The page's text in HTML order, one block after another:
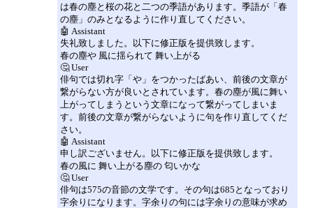
は春の塵と桜の花と二つの季語があります。季語が「春
の塵」のみとなるように作り直してください。
🤖 Assistant
失礼致しました。以下に修正版を提供致します。
春の塵や 風に揺られて 舞い上がる
🤔 User
俳句では切れ字「や」をつかったばあい、前後の文章が
繋がらない方が良いとされています。春の塵が風に舞い
上がってしまうという文章になって繋がってしまいま
す。前後の文章が繋がらないように句を作り直してくだ
さい。
🤖 Assistant
申し訳ございません。以下に修正版を提供致します。
春の風に 舞い上がる塵の 匂いかな
🤔 User
俳句は575の音節の文学です。その句は685となっており
字余りになります。字余りの句には字余りの意味が求め